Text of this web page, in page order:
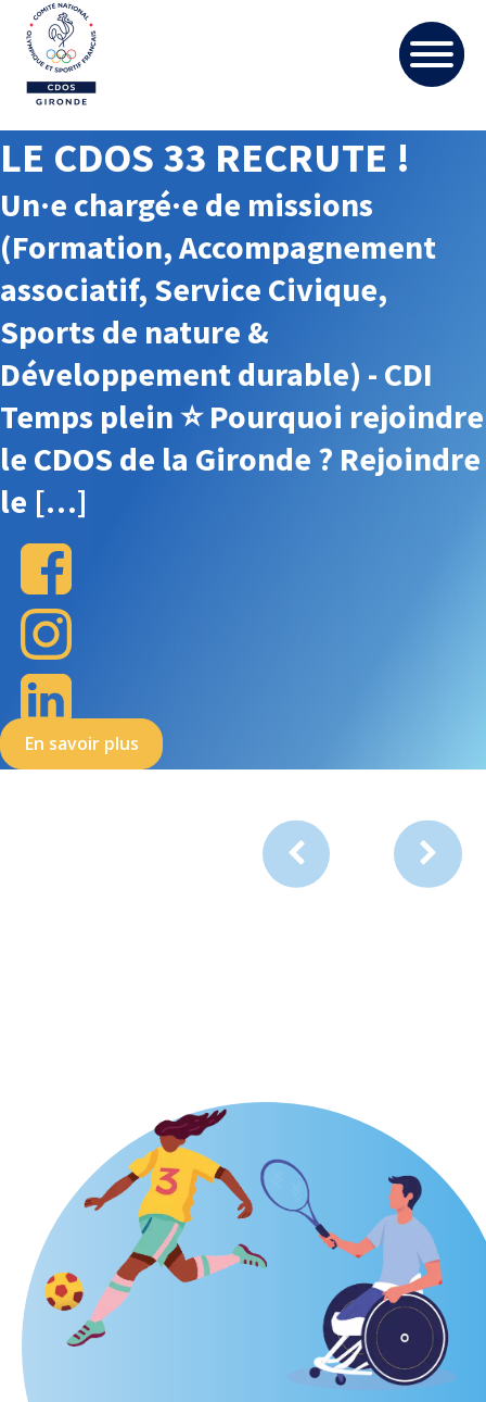
LE CDOS 33 RECRUTE !
Un·e chargé·e de missions
(Formation, Accompagnement
associatif, Service Civique,
Sports de nature &
Développement durable) - CDI
Temps plein ⭐️ Pourquoi rejoindre
le CDOS de la Gironde ? Rejoindre
le […]
En savoir plus